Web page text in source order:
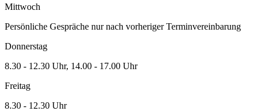
Mittwoch
Persönliche Gespräche nur nach vorheriger Terminvereinbarung
Donnerstag
8.30 - 12.30 Uhr, 14.00 - 17.00 Uhr
Freitag
8.30 - 12.30 Uhr